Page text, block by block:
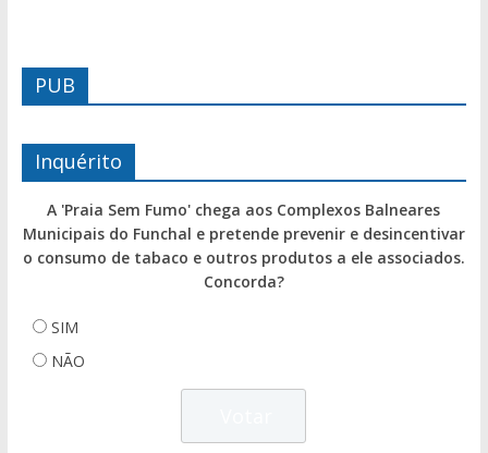
PUB
Inquérito
A 'Praia Sem Fumo' chega aos Complexos Balneares
Municipais do Funchal e pretende prevenir e desincentivar
o consumo de tabaco e outros produtos a ele associados.
Concorda?
SIM
NÃO